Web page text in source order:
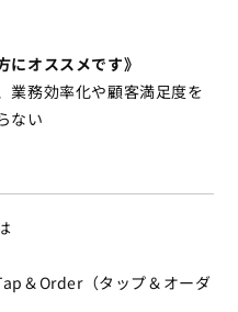
にオススメです》
業務効率化や顧客満足度を
ない
＆Order（タップ＆オーダ